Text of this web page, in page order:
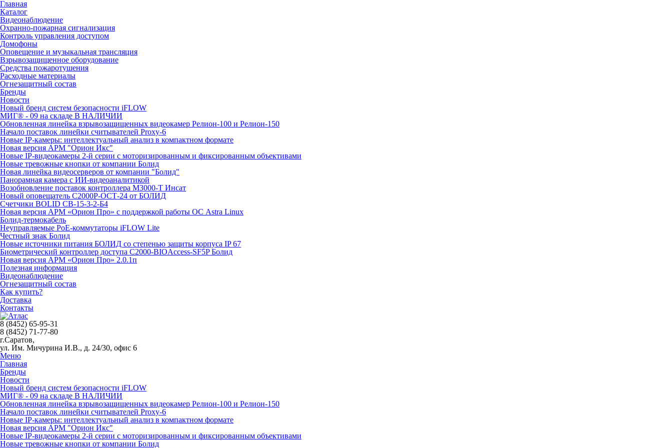
Главная
Каталог
Видеонаблюдение
Охранно-пожарная сигнализация
Контроль управления доступом
Домофоны
Оповещение и музыкальная трансляция
Взрывозащищенное оборудование
Средства пожаротушения
Расходные материалы
Огнезащитный состав
Бренды
Новости
Новый бренд систем безопасности iFLOW
МИГ® - 09 на складе В НАЛИЧИИ
Обновленная линейка взрывозащищенных видеокамер Релион-100 и Релион-150
Начало поставок линейки считывателей Proxy-6
Новые IP-камеры: интеллектуальный анализ в компактном формате
Новая версия АРМ "Орион Икс"
Новые IP-видеокамеры 2-й серии с моторизированным и фиксированным объективами
Новые тревожные кнопки от компании Болид
Новая линейка видеосерверов от компании "Болид"
Панорамная камера с ИИ-видеоаналитикой
Возобновление поставок контроллера М3000-Т Инсат
Новый оповещатель С2000Р-ОСТ-24 от БОЛИД
Счетчики BOLID СВ-15-3-2-Б4
Новая версия АРМ «Орион Про» с поддержкой работы ОС Astra Linux
Болид-термокабель
Неуправляемые PoE-коммутаторы iFLOW Lite
Честный знак Болид
Новые источники питания БОЛИД со степенью защиты корпуса IP 67
Биометрический контроллер доступа С2000-BIOAccess-SF5P Болид
Новая версия АРМ «Орион Про» 2.0.1п
Полезная информация
Видеонаблюдение
Огнезащитный состав
Как купить?
Доставка
Контакты
8 (8452) 65-95-31
8 (8452) 71-77-80
г.Саратов,
ул. Им. Мичурина И.В., д. 24/30, офис 6
Меню
Главная
Бренды
Новости
Новый бренд систем безопасности iFLOW
МИГ® - 09 на складе В НАЛИЧИИ
Обновленная линейка взрывозащищенных видеокамер Релион-100 и Релион-150
Начало поставок линейки считывателей Proxy-6
Новые IP-камеры: интеллектуальный анализ в компактном формате
Новая версия АРМ "Орион Икс"
Новые IP-видеокамеры 2-й серии с моторизированным и фиксированным объективами
Новые тревожные кнопки от компании Болид